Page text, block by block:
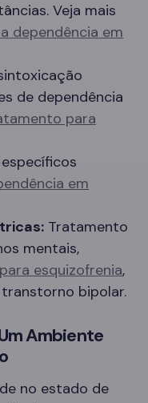
Veja mais
dependência em
de dependência
para
em
Tratamento
mentais,
esquizofrenia,
bipolar.
Ambiente
no estado de